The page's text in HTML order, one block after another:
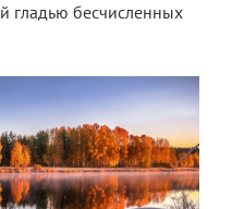
гладью бесчисленных